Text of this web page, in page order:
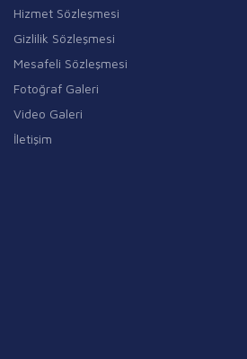
Hizmet Sözleşmesi
Gizlilik Sözleşmesi
Mesafeli Sözleşmesi
Fotoğraf Galeri
Video Galeri
İletişim